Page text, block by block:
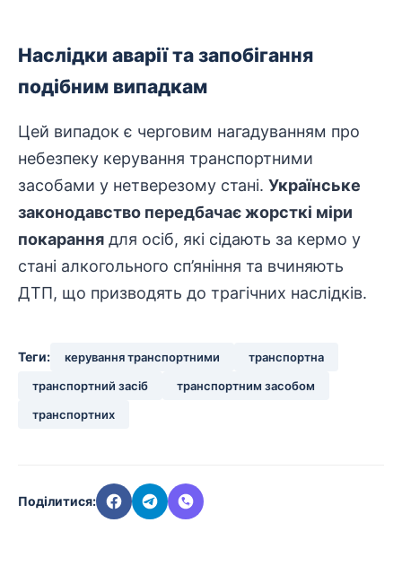
Наслідки аварії та запобігання
подібним випадкам
Цей випадок є черговим нагадуванням про
небезпеку керування транспортними
засобами у нетверезому стані. Українське
законодавство передбачає жорсткі міри
покарання для осіб, які сідають за кермо у
стані алкогольного сп’яніння та вчиняють
ДТП, що призводять до трагічних наслідків.
Теги: керування транспортними
транспортна
транспортний засіб
транспортним засобом
транспортних
Поділитися: